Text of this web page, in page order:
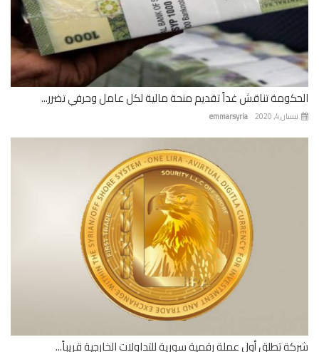
تناقش غداً تقديم منحة مالية لكل عامل وحرفي تضرر...
emmarsyria 4, 2020
تطلق أول عملة رقمية سورية للتداولات الخارجية قريباً...